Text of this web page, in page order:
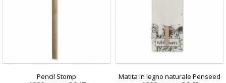
Pencil Stomp Matita in legno naturale Penseed